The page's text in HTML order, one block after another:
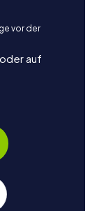
vor der
auf